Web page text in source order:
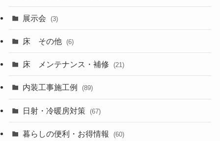
展示会 (3)
床 その他 (6)
床 メンテナンス・補修 (21)
内装工事施工例 (89)
日射・冷暖房対策 (67)
暮らしの便利・お得情報 (60)